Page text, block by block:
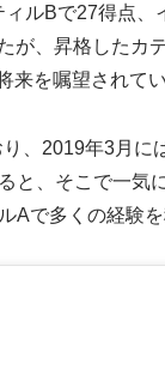
ルBで27得点
が、昇格した
を嘱望されてい
、2019年3月
と、そこで一
で多くの経験